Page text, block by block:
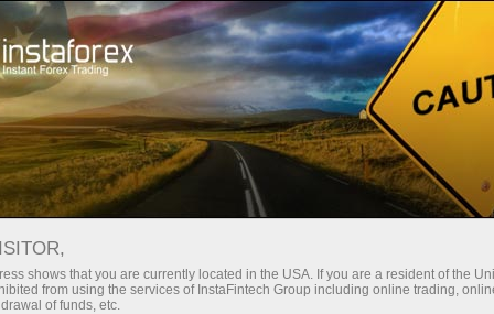
InstaForex-এর সাথে থেকে আপনি সত্যিকারের
স্বল্প
প্রতিটি ডিপোজিটে
shows that you are currently located in the USA. If you are a resident of the
from using the services of InstaFintech Group including online trading,
of funds, etc.